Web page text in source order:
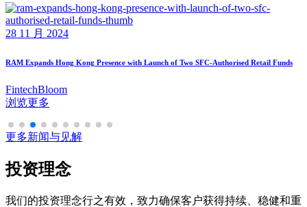
26 11 月 2024
浏览更多
更多新闻与见解
投资理念
我们的投资理念行之有效，致力确保客户获得持续、稳健和重